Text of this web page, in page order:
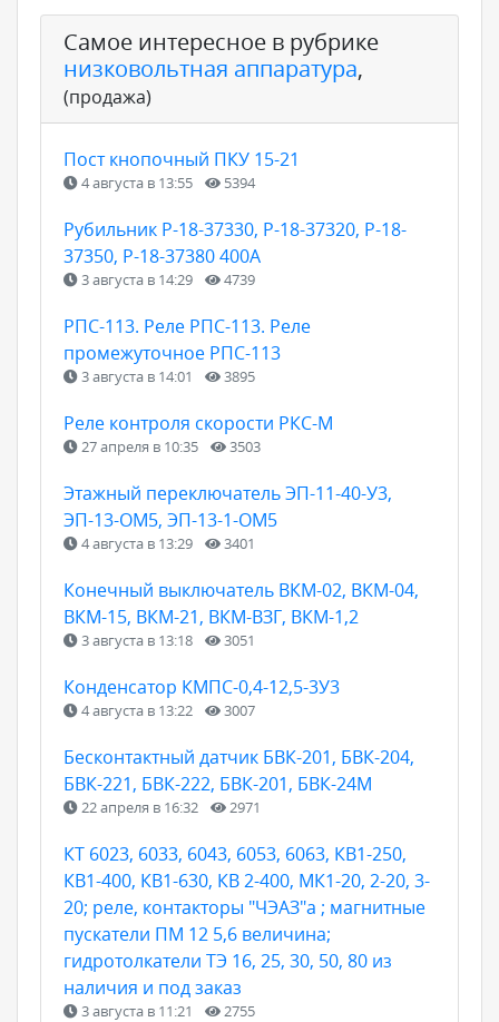
Самое интересное в рубрике
низковольтная аппаратура,
(продажа)
Пост кнопочный ПКУ 15-21
4 августа в 13:55 5394
Рубильник Р-18-37330, Р-18-37320, Р-18-
37350, Р-18-37380 400А
3 августа в 14:29 4739
РПС-113. Реле РПС-113. Реле
промежуточное РПС-113
3 августа в 14:01 3895
Реле контроля скорости РКС-М
27 апреля в 10:35 3503
Этажный переключатель ЭП-11-40-У3,
ЭП-13-ОМ5, ЭП-13-1-ОМ5
4 августа в 13:29 3401
Конечный выключатель ВКМ-02, ВКМ-04,
ВКМ-15, ВКМ-21, ВКМ-ВЗГ, ВКМ-1,2
3 августа в 13:18 3051
Конденсатор КМПС-0,4-12,5-3У3
4 августа в 13:22 3007
Бесконтактный датчик БВК-201, БВК-204,
БВК-221, БВК-222, БВК-201, БВК-24М
22 апреля в 16:32 2971
КТ 6023, 6033, 6043, 6053, 6063, КВ1-250,
КВ1-400, КВ1-630, КВ 2-400, МК1-20, 2-20, 3-
20; реле, контакторы "ЧЭАЗ"а ; магнитные
пускатели ПМ 12 5,6 величина;
гидротолкатели ТЭ 16, 25, 30, 50, 80 из
наличия и под заказ
3 августа в 11:21 2755